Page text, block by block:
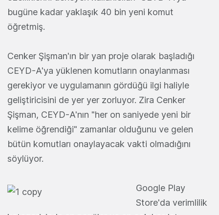
bugüne kadar yaklaşık 40 bin yeni komut
öğretmiş.
Cenker Şişman'ın bir yan proje olarak başladığı
CEYD-A'ya yüklenen komutların onaylanması
gerekiyor ve uygulamanın gördüğü ilgi haliyle
geliştiricisini de yer yer zorluyor. Zira Cenker
Şişman, CEYD-A'nın "her on saniyede yeni bir
kelime öğrendiği" zamanlar olduğunu ve gelen
bütün komutları onaylayacak vakti olmadığını
söylüyor.
Google Play
Store'da verimlilik